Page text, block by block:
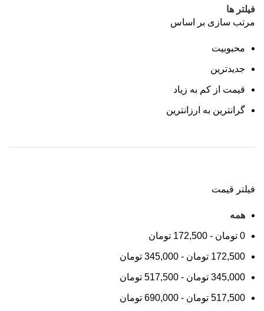
فیلتر ها
مرتب سازی بر اساس
محبوبیت
جدیدترین
قیمت از کم به زیاد
گرانترین به ارزانترین
فیلتر قیمت
همه
0 تومان -
172,500 تومان
172,500 تومان -
345,000 تومان
345,000 تومان -
517,500 تومان
517,500 تومان -
690,000 تومان